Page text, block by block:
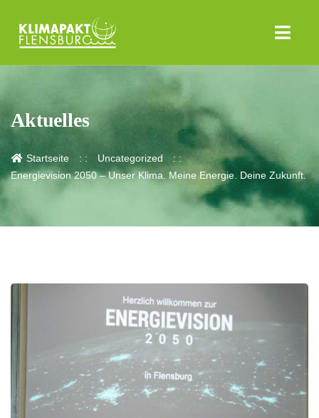
Aktuelles
Startseite
Uncategorized
Energievision 2050 – Unser Klima. Meine Energie. Deine Zukunft.